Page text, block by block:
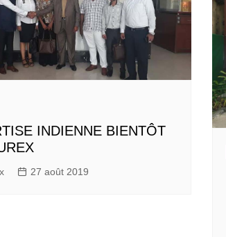
INDIENNE BIENTÔT
27 août 2019